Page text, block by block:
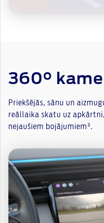
360°
Priekšējās, sānu un
reāllaika skatu uz
nejaušiem bojājumiem³.